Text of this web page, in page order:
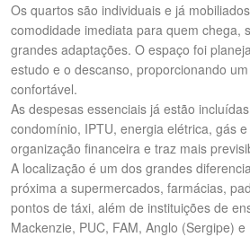
Os quartos são individuais e já
comodidade imediata para quem chega,
grandes adaptações. O espaço foi
estudo e o descanso, proporcionando
confortável.
As despesas essenciais já estão
condomínio, IPTU, energia elétrica, gás
organização financeira e traz mais
A localização é um dos grandes
próxima a supermercados, farmácias,
pontos de táxi, além de instituições de
Mackenzie, PUC, FAM, Anglo (Sergipe)